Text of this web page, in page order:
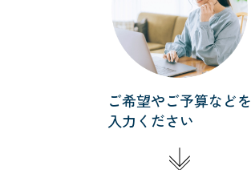
ご希望やご予算などを
入力ください